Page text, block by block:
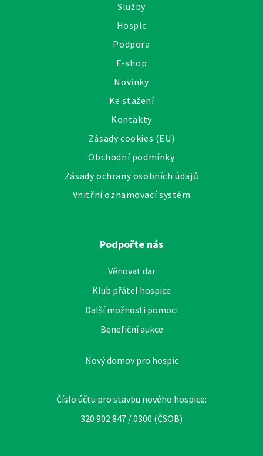
Služby
Hospic
Podpora
E-shop
Novinky
Ke stažení
Kontakty
Zásady cookies (EU)
Obchodní podmínky
Zásady ochrany osobních údajů
Vnitřní oznamovací systém
Podpořte nás
Věnovat dar
Klub přátel hospice
Další možnosti pomoci
Benefiční aukce
Nový domov pro hospic
Číslo účtu pro stavbu nového hospice:
320 902 847 / 0300 (ČSOB)